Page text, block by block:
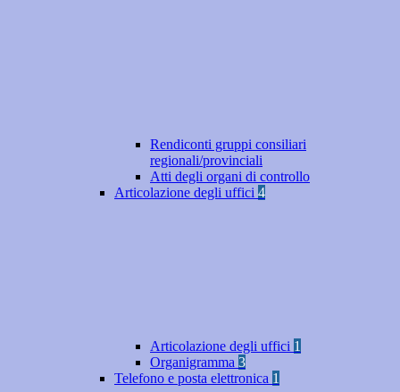
Rendiconti gruppi consiliari
regionali/provinciali
Atti degli organi di controllo
Articolazione degli uffici 4
Articolazione degli uffici 1
Organigramma 3
Telefono e posta elettronica 1